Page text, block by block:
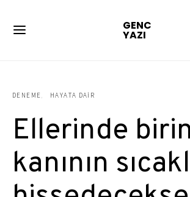
GENC
YAZI
DENEME HAYATA DAIR
Ellerinde
kanının